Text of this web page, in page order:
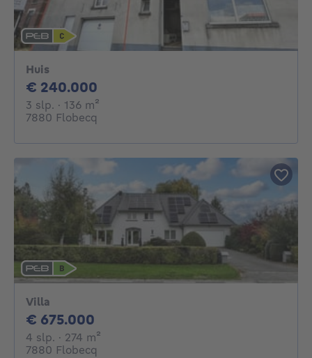
Huis
€ 240.000
3 slp. 3 slaapkamers
· 136 m²
7880 Flobecq
Villa
€ 675.000
4 slp. 4 slaapkamers
· 274 m²
7880 Flobecq